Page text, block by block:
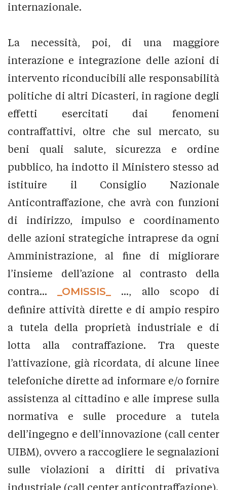
internazionale.
La necessità, poi, di una maggiore
interazione e integrazione delle azioni di
intervento riconducibili alle responsabilità
politiche di altri Dicasteri, in ragione degli
effetti esercitati dai fenomeni
contraffattivi, oltre che sul mercato, su
beni quali salute, sicurezza e ordine
pubblico, ha indotto il Ministero stesso ad
istituire il Consiglio Nazionale
Anticontraffazione, che avrà con funzioni
di indirizzo, impulso e coordinamento
delle azioni strategiche intraprese da ogni
Amministrazione, al fine di migliorare
l’insieme dell’azione al contrasto della
contra...
_OMISSIS_
..., allo scopo di
definire attività dirette e di ampio respiro
a tutela della proprietà industriale e di
lotta alla contraffazione. Tra queste
l’attivazione, già ricordata, di alcune linee
telefoniche dirette ad informare e/o fornire
assistenza al cittadino e alle imprese sulla
normativa e sulle procedure a tutela
dell’ingegno e dell’innovazione (call center
UIBM), ovvero a raccogliere le segnalazioni
sulle violazioni a diritti di privativa
industriale (call center anticontraffazione).